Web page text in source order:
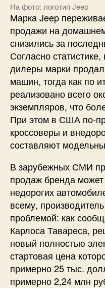
На фото: логотип Jeep
Марка Jeep
продажи на
снизились за
Согласно
дилеры марки
машин, тогда как по
реализовано всего
экземпляров, что
При этом в США по-
кроссоверы и
составляют
В зарубежных СМИ
продаж бренда
недорогих
всему,
проблемой: как
Карлоса Тавареса,
новый полностью
стартовая цена
примерно 25 тыс.
примерно 2,24 млн